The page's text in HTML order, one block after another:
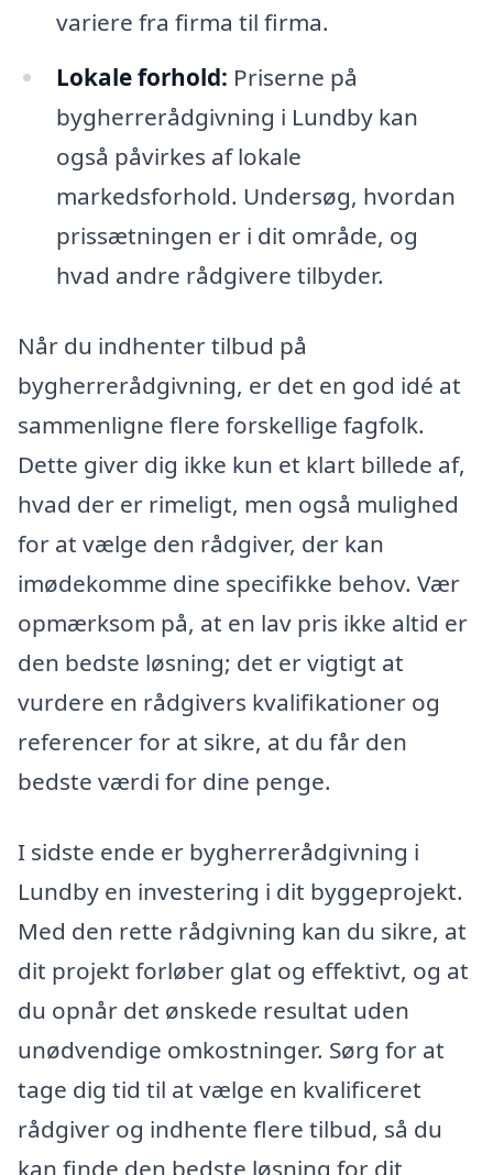
variere fra firma til firma.
Lokale forhold: Priserne på
bygherrerådgivning i Lundby kan
også påvirkes af lokale
markedsforhold. Undersøg, hvordan
prissætningen er i dit område, og
hvad andre rådgivere tilbyder.
Når du indhenter tilbud på
bygherrerådgivning, er det en god idé at
sammenligne flere forskellige fagfolk.
Dette giver dig ikke kun et klart billede af,
hvad der er rimeligt, men også mulighed
for at vælge den rådgiver, der kan
imødekomme dine specifikke behov. Vær
opmærksom på, at en lav pris ikke altid er
den bedste løsning; det er vigtigt at
vurdere en rådgivers kvalifikationer og
referencer for at sikre, at du får den
bedste værdi for dine penge.
I sidste ende er bygherrerådgivning i
Lundby en investering i dit byggeprojekt.
Med den rette rådgivning kan du sikre, at
dit projekt forløber glat og effektivt, og at
du opnår det ønskede resultat uden
unødvendige omkostninger. Sørg for at
tage dig tid til at vælge en kvalificeret
rådgiver og indhente flere tilbud, så du
kan finde den bedste løsning for dit